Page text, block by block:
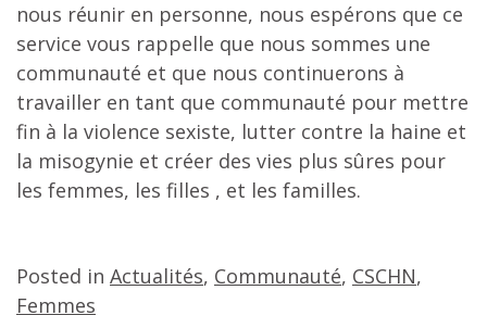
nous réunir en personne, nous espérons que ce
service vous rappelle que nous sommes une
communauté et que nous continuerons à
travailler en tant que communauté pour mettre
fin à la violence sexiste, lutter contre la haine et
la misogynie et créer des vies plus sûres pour
les femmes, les filles , et les familles.
Posted in Actualités, Communauté, CSCHN,
Femmes